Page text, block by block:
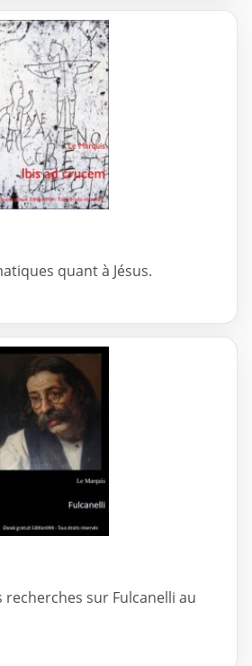
quant à Jésus.
recherches sur Fulcanelli au